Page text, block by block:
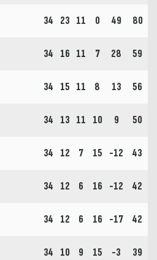
34 23 11 0 49 80
34 16 11 7 28 59
34 15 11 8 13 56
34 13 11 10 9 50
34 12 7 15 -12 43
34 12 6 16 -12 42
34 12 6 16 -17 42
34 10 9 15 -3 39